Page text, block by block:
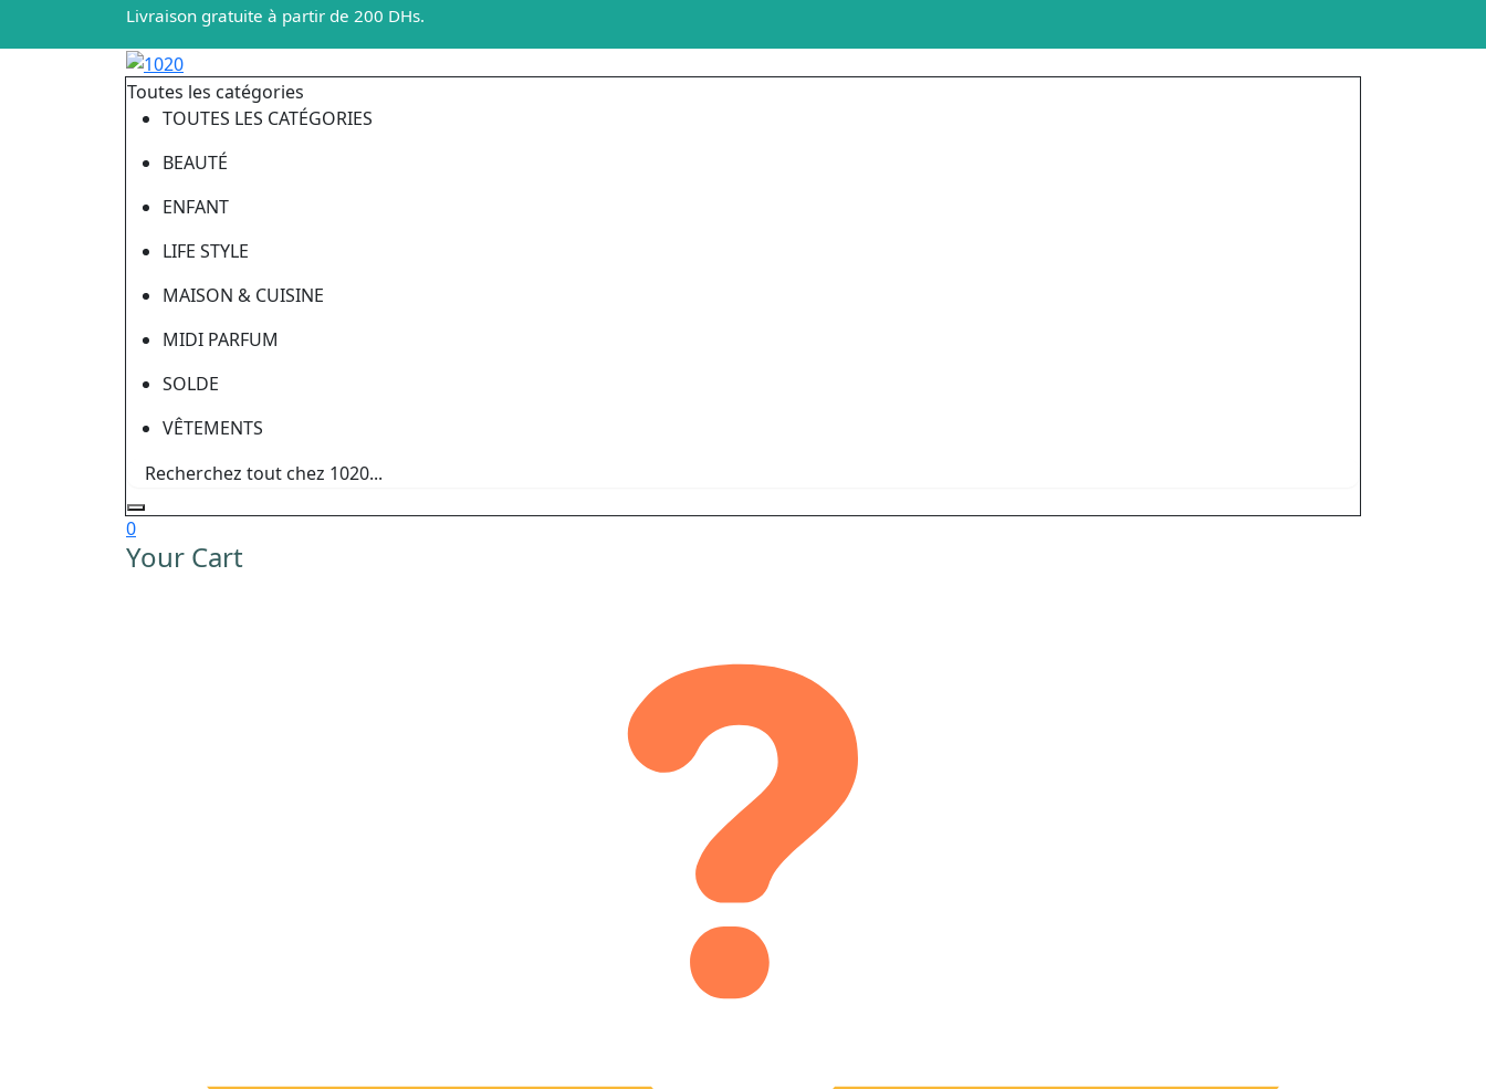
Livraison gratuite à partir de 200 DHs.
Toutes les catégories
TOUTES LES CATÉGORIES
BEAUTÉ
ENFANT
LIFE STYLE
MAISON & CUISINE
MIDI PARFUM
SOLDE
VÊTEMENTS
0
Your Cart